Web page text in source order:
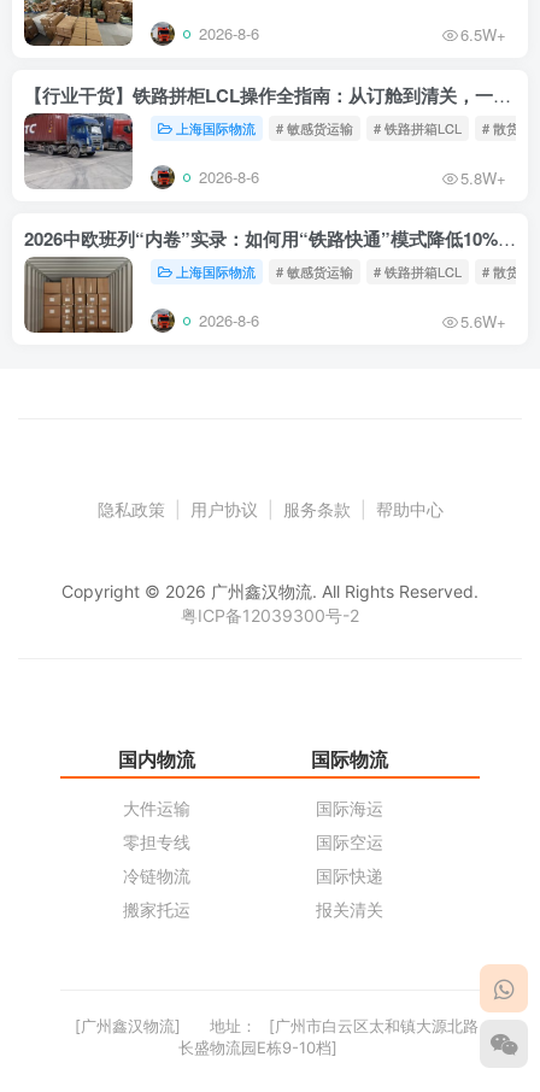
2026-8-6 6.5W+
【行业干货】铁路拼柜LCL操作全指南：从订舱到清关，一文读懂
上海国际物流 # 敏感货运输 # 铁路拼箱LCL # 散货铁
2026-8-6 5.8W+
2026中欧班列“内卷”实录：如何用“铁路快通”模式降低10%物流成本？
上海国际物流 # 敏感货运输 # 铁路拼箱LCL # 散货铁
2026-8-6 5.6W+
隐私政策 用户协议 服务条款 帮助中心
Copyright © 2026 广州鑫汉物流. All Rights Reserved.
粤ICP备12039300号-2
国内物流
大件运输
零担专线
冷链物流
搬家托运
国际物流
国际海运
国际空运
国际快递
报关清关
[广州鑫汉物流] 地址：
[广州市白云区太和镇大源北路
长盛物流园E栋9-10档]